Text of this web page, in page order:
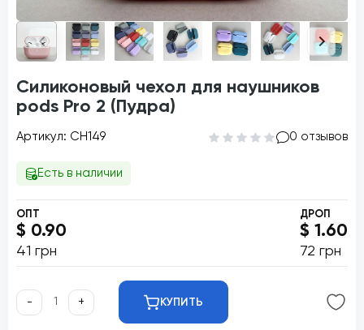
Силиконовый чехол для наушников
pods Pro 2 (Пудра)
Артикул: CH149 0 отзывов
Есть в наличии
ОПТ
$ 0.90
41 грн
ДРОП
$ 1.60
72 грн
- + КУПИТЬ